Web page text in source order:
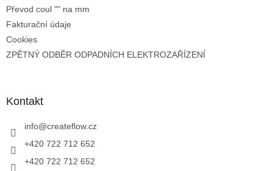
Převod coul "" na mm
Fakturační údaje
Cookies
ZPĚTNÝ ODBĚR ODPADNÍCH ELEKTROZAŘÍZENÍ
Kontakt
info@createflow.cz
+420 722 712 652
+420 722 712 652